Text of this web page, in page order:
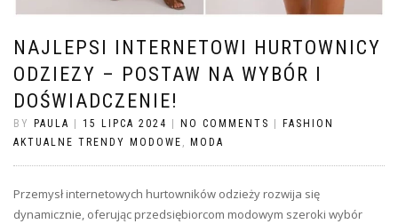
NAJLEPSI INTERNETOWI HURTOWNICY
ODZIEZY – POSTAW NA WYBÓR I
DOŚWIADCZENIE!
BY PAULA 15 LIPCA 2024 NO COMMENTS
FASHION
AKTUALNE TRENDY MODOWE , MODA
Przemysł internetowych hurtowników odzieży rozwija się
dynamicznie, oferując przedsiębiorcom modowym szeroki wybór